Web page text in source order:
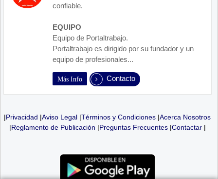
confiable.
EQUIPO
Equipo de Portaltrabajo.
Portaltrabajo es dirigido por su fundador y un
equipo de profesionales...
Más Info Contacto
|Privacidad |Aviso Legal |Términos y Condiciones |Acerca Nosotros
|Reglamento de Publicación |Preguntas Frecuentes|Contactar|